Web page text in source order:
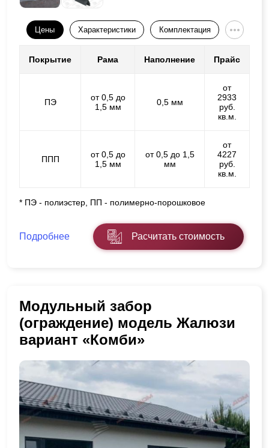
Цены Характеристики Комплектация
Покрытие Рама Наполнение Прайс
ПЭ
от 0,5 до
1,5 мм
0,5 мм
от
2933
руб.
кв.м.
ППП
от 0,5 до
1,5 мм
от 0,5 до 1,5
мм
от
4227
руб.
кв.м.
* ПЭ - полиэстер, ПП - полимерно-порошковое
Подробнее Расчитать стоимость
Модульный забор
(ограждение) модель Жалюзи
вариант «Комби»